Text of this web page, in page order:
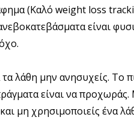
(Καλό weight loss
είναι
τα λάθη μην ανησυχείς. Το
είναι να
μη χρησιμοποιείς ένα